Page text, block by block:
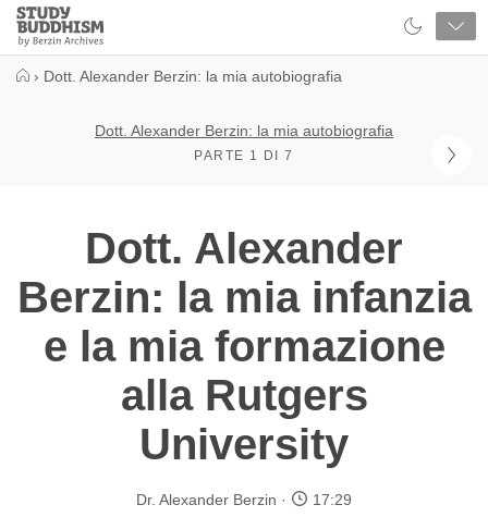
Close
Study
Buddhism
› Dott. Alexander Berzin: la mia autobiografia
Dott. Alexander Berzin: la mia autobiografia
PARTE 1 DI 7
Dott. Alexander
Berzin: la mia infanzia
e la mia formazione
alla Rutgers
University
Dr. Alexander Berzin 17:29